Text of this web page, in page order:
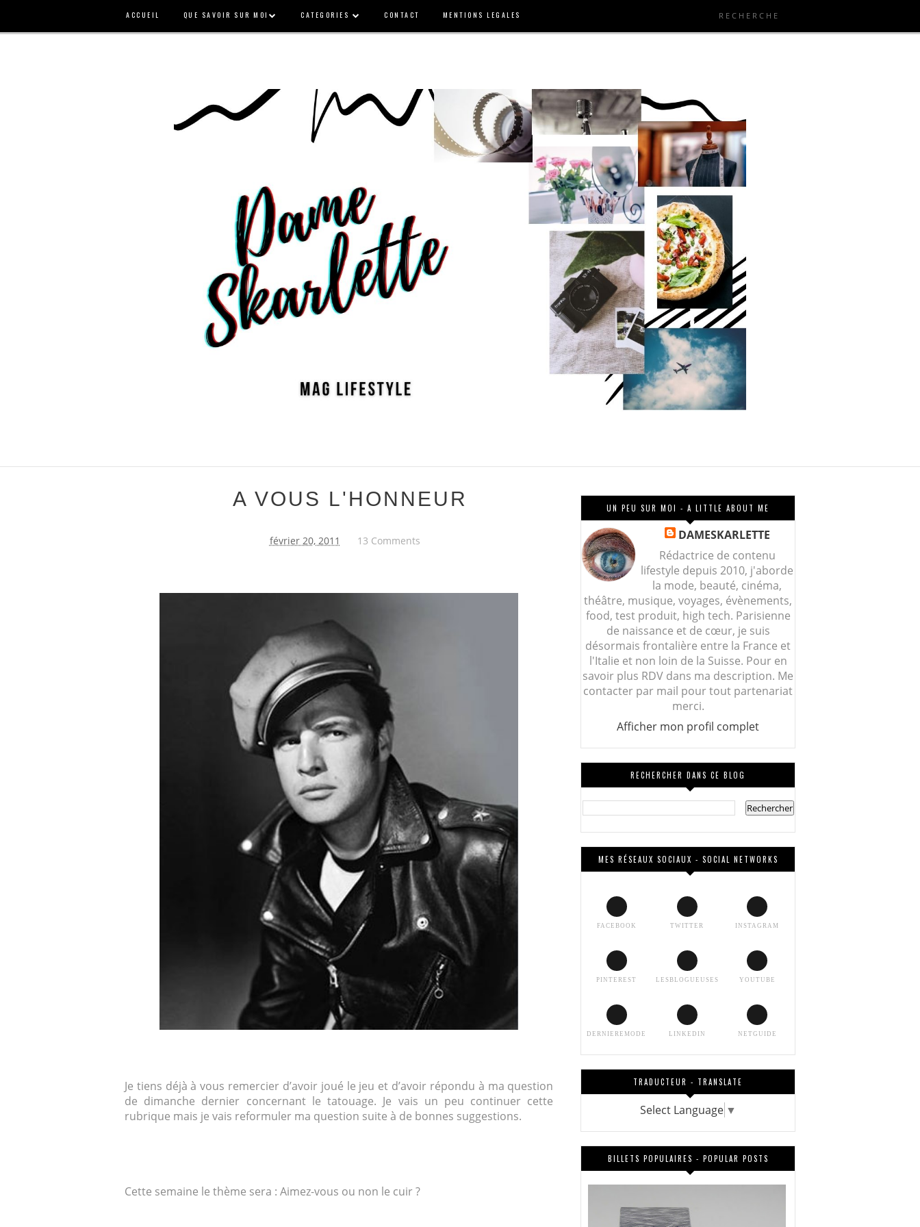
ACCUEIL QUE SAVOIR SUR MOI CATEGORIES CONTACT MENTIONS LEGALES
A VOUS L'HONNEUR
février 20, 2011 13 Comments
Je tiens déjà à vous remercier d’avoir joué le jeu et d’avoir répondu à ma question
de dimanche dernier concernant le tatouage. Je vais un peu continuer cette
rubrique mais je vais reformuler ma question suite à de bonnes suggestions.
Cette semaine le thème sera : Aimez-vous ou non le cuir ?
UN PEU SUR MOI - A LITTLE ABOUT ME
DAMESKARLETTE
Rédactrice de contenu
lifestyle depuis 2010, j'aborde
la mode, beauté, cinéma,
théâtre, musique, voyages, évènements,
food, test produit, high tech. Parisienne
de naissance et de cœur, je suis
désormais frontalière entre la France et
l'Italie et non loin de la Suisse. Pour en
savoir plus RDV dans ma description. Me
contacter par mail pour tout partenariat
merci.
Afficher mon profil complet
RECHERCHER DANS CE BLOG
MES RÉSEAUX SOCIAUX - SOCIAL NETWORKS
FACEBOOK TWITTER INSTAGRAM
PINTEREST LESBLOGUEUSES YOUTUBE
DERNIEREMODE LINKEDIN NETGUIDE
TRADUCTEUR - TRANSLATE
Select Language ▼
BILLETS POPULAIRES - POPULAR POSTS